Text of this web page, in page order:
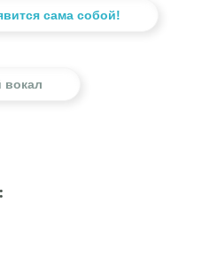
сама собой!
вокал